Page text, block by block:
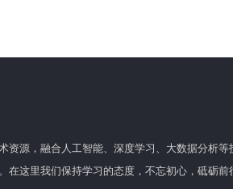
资源，融合人工智能、深度学习、大数据分析
在这里我们保持学习的态度，不忘初心，砥砺前